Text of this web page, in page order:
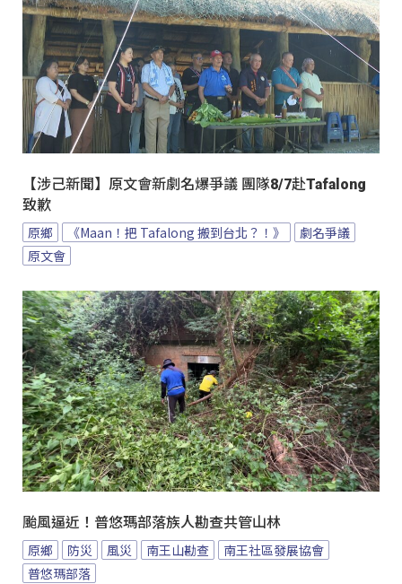
【涉己新聞】原文會新劇名爆爭議 團隊8/7赴Tafalong
致歉
原鄉 《Maan！把 Tafalong 搬到台北？！》
劇名爭議
原文會
颱風逼近！普悠瑪部落族人勘查共管山林
原鄉 防災 風災 南王山勘查
南王社區發展協會
普悠瑪部落